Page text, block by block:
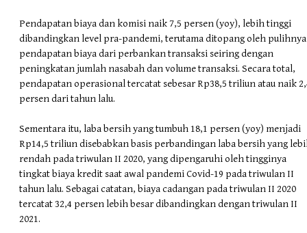
Pendapatan biaya dan komisi naik 7,5 persen (yoy), lebih tinggi
dibandingkan level pra-pandemi, terutama ditopang oleh pulihnya
pendapatan biaya dari perbankan transaksi seiring dengan
peningkatan jumlah nasabah dan volume transaksi. Secara total,
pendapatan operasional tercatat sebesar Rp38,5 triliun atau naik
persen dari tahun lalu.
Sementara itu, laba bersih yang tumbuh 18,1 persen (yoy) menjadi
Rp14,5 triliun disebabkan basis perbandingan laba bersih yang
rendah pada triwulan II 2020, yang dipengaruhi oleh tingginya
tingkat biaya kredit saat awal pandemi Covid-19 pada triwulan II
tahun lalu. Sebagai catatan, biaya cadangan pada triwulan II 2020
tercatat 32,4 persen lebih besar dibandingkan dengan triwulan II
2021.